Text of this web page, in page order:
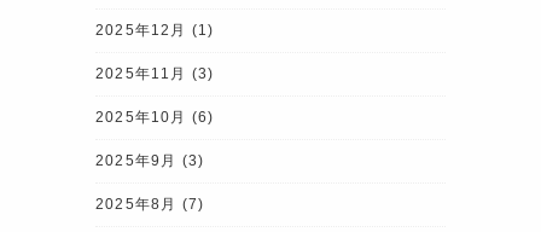
2025年12月 (1)
2025年11月 (3)
2025年10月 (6)
2025年9月 (3)
2025年8月 (7)